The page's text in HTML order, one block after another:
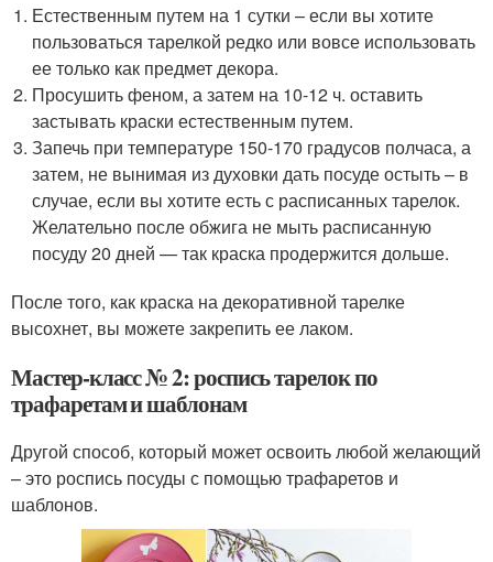
Естественным путем на 1 сутки – если вы хотите
пользоваться тарелкой редко или вовсе использовать
ее только как предмет декора.
Просушить феном, а затем на 10-12 ч. оставить
застывать краски естественным путем.
Запечь при температуре 150-170 градусов полчаса, а
затем, не вынимая из духовки дать посуде остыть – в
случае, если вы хотите есть с расписанных тарелок.
Желательно после обжига не мыть расписанную
посуду 20 дней — так краска продержится дольше.
После того, как краска на декоративной тарелке
высохнет, вы можете закрепить ее лаком.
Мастер-класс № 2: роспись тарелок по
трафаретам и шаблонам
Другой способ, который может освоить любой желающий
– это роспись посуды с помощью трафаретов и
шаблонов.